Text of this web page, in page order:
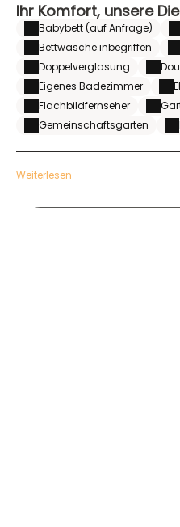
Ihr Komfort, unsere
Babybett (auf Anfrage)
Bettwäsche inbegriffen
Doppelverglasung
Eigenes Badezimmer
Flachbildfernseher
Gemeinschaftsgarten
Weiterlesen